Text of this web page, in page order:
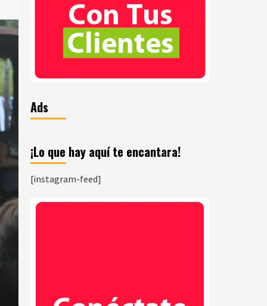
Ads
¡Lo que hay aquí te encantara!
[instagram-feed]